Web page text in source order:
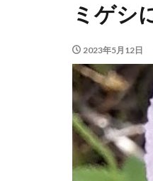
ミゲシ
2023年5月12日